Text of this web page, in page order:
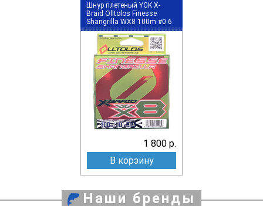
Шнур плетеный YGK X-
Braid Olltolos Finesse
Shangrilla WX8 100m #0.6
1 800 р.
В корзину
Наши бренды